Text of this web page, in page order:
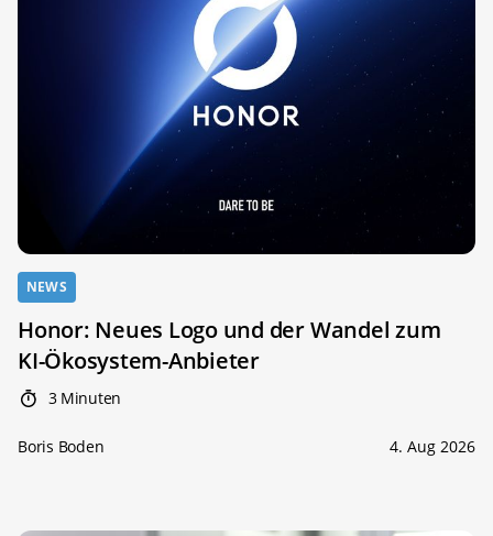
NEWS
Honor: Neues Logo und der Wandel zum
KI-Ökosystem-Anbieter
3 Minuten
Boris Boden 4. Aug 2026